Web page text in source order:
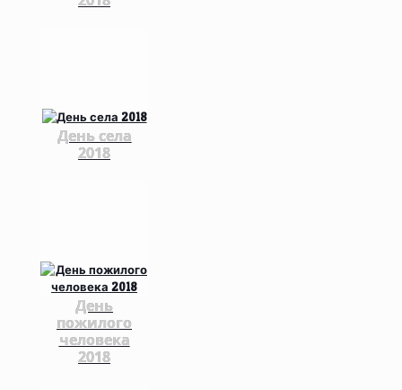
День села
2018
День
пожилого
человека
2018